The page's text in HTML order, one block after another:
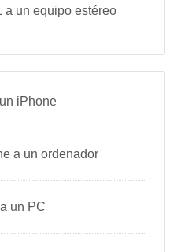
a un equipo estéreo
iPhone
a un ordenador
un PC